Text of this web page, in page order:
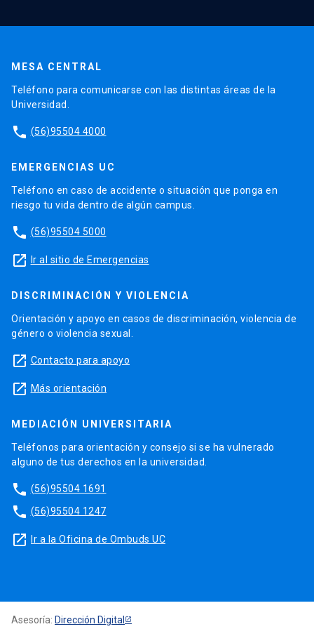
MESA CENTRAL
Teléfono para comunicarse con las distintas áreas de la
Universidad.
phone (56)95504 4000
EMERGENCIAS UC
Teléfono en caso de accidente o situación que ponga en
riesgo tu vida dentro de algún campus.
phone (56)95504 5000
launch Ir al sitio de Emergencias
DISCRIMINACIÓN Y VIOLENCIA
Orientación y apoyo en casos de discriminación, violencia de
género o violencia sexual.
launch Contacto para apoyo
launch Más orientación
MEDIACIÓN UNIVERSITARIA
Teléfonos para orientación y consejo si se ha vulnerado
alguno de tus derechos en la universidad.
phone (56)95504 1691
phone (56)95504 1247
launch Ir a la Oficina de Ombuds UC
Asesoría: Dirección Digital